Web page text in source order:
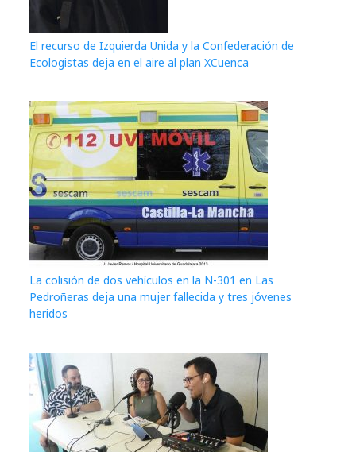
El recurso de Izquierda Unida y la Confederación de
Ecologistas deja en el aire al plan XCuenca
La colisión de dos vehículos en la N-301 en Las
Pedroñeras deja una mujer fallecida y tres jóvenes
heridos